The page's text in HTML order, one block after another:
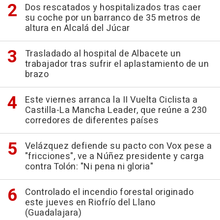
Dos rescatados y hospitalizados tras caer
su coche por un barranco de 35 metros de
altura en Alcalá del Júcar
Trasladado al hospital de Albacete un
trabajador tras sufrir el aplastamiento de un
brazo
Este viernes arranca la II Vuelta Ciclista a
Castilla-La Mancha Leader, que reúne a 230
corredores de diferentes países
Velázquez defiende su pacto con Vox pese a
"fricciones", ve a Núñez presidente y carga
contra Tolón: "Ni pena ni gloria"
Controlado el incendio forestal originado
este jueves en Riofrío del Llano
(Guadalajara)